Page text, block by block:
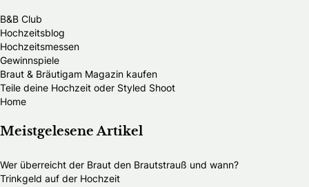
B&B Club
Hochzeitsblog
Hochzeitsmessen
Gewinnspiele
Braut & Bräutigam Magazin kaufen
Teile deine Hochzeit oder Styled Shoot
Home
Meistgelesene Artikel
Wer überreicht der Braut den Brautstrauß und wann?
Trinkgeld auf der Hochzeit